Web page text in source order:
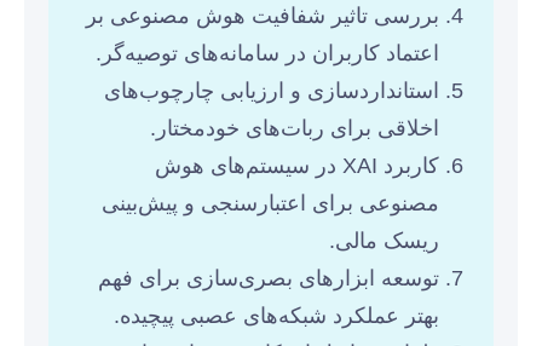
بررسی تاثیر شفافیت هوش مصنوعی بر
اعتماد کاربران در سامانه‌های توصیه‌گر.
استانداردسازی و ارزیابی چارچوب‌های
اخلاقی برای ربات‌های خودمختار.
کاربرد XAI در سیستم‌های هوش
مصنوعی برای اعتبارسنجی و پیش‌بینی
ریسک مالی.
توسعه ابزارهای بصری‌سازی برای فهم
بهتر عملکرد شبکه‌های عصبی پیچیده.